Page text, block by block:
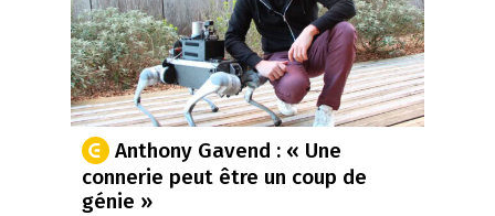
Anthony Gavend : « Une
connerie peut être un coup de
génie »